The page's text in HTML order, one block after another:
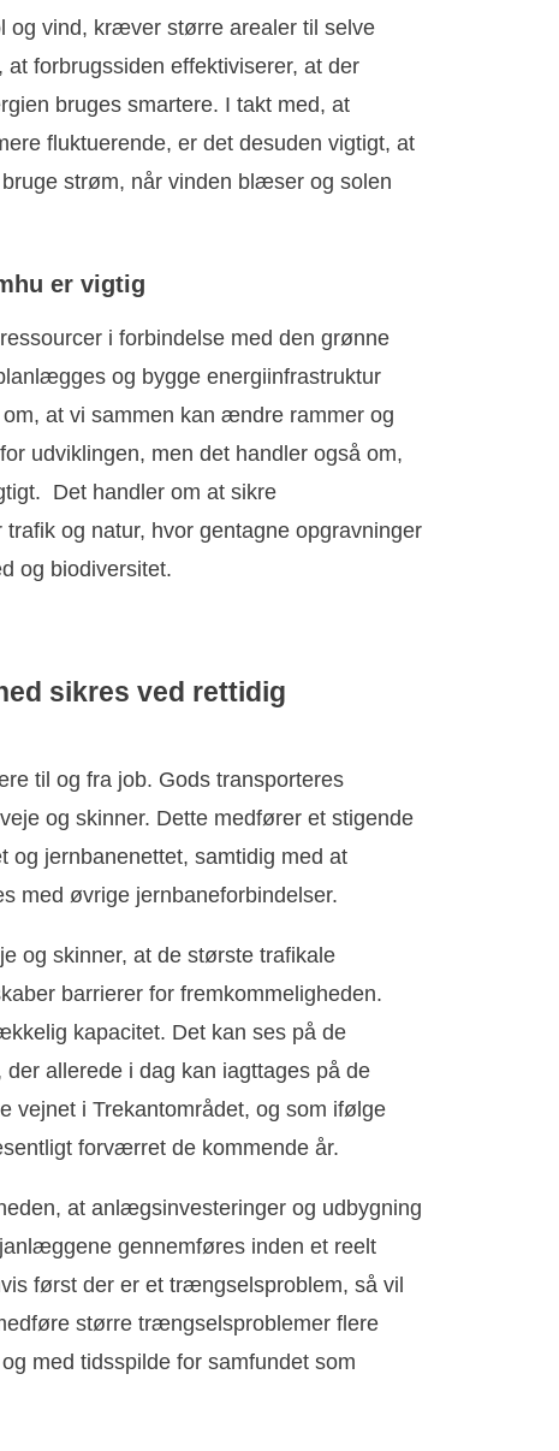
og vind, kræver større arealer til selve
forbrugssiden effektiviserer, at der
bruges smartere. I takt med, at
fluktuerende, er det desuden vigtigt, at
strøm, når vinden blæser og solen
er vigtig
i forbindelse med den grønne
og bygge energiinfrastruktur
at vi sammen kan ændre rammer og
udviklingen, men det handler også om,
Det handler om at sikre
og natur, hvor gentagne opgravninger
og biodiversitet.
sikres ved rettidig
til og fra job. Gods transporteres
og skinner. Dette medfører et stigende
og jernbanenettet, samtidig med at
med øvrige jernbaneforbindelser.
og skinner, at de største trafikale
barrierer for fremkommeligheden.
kapacitet. Det kan ses på de
allerede i dag kan iagttages på de
vejnet i Trekantområdet, og som ifølge
forværret de kommende år.
at anlægsinvesteringer og udbygning
gennemføres inden et reelt
først der er et trængselsproblem, så vil
større trængselsproblemer flere
med tidsspilde for samfundet som